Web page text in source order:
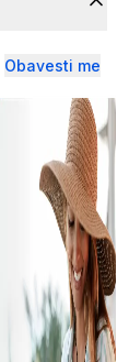
Obavesti me